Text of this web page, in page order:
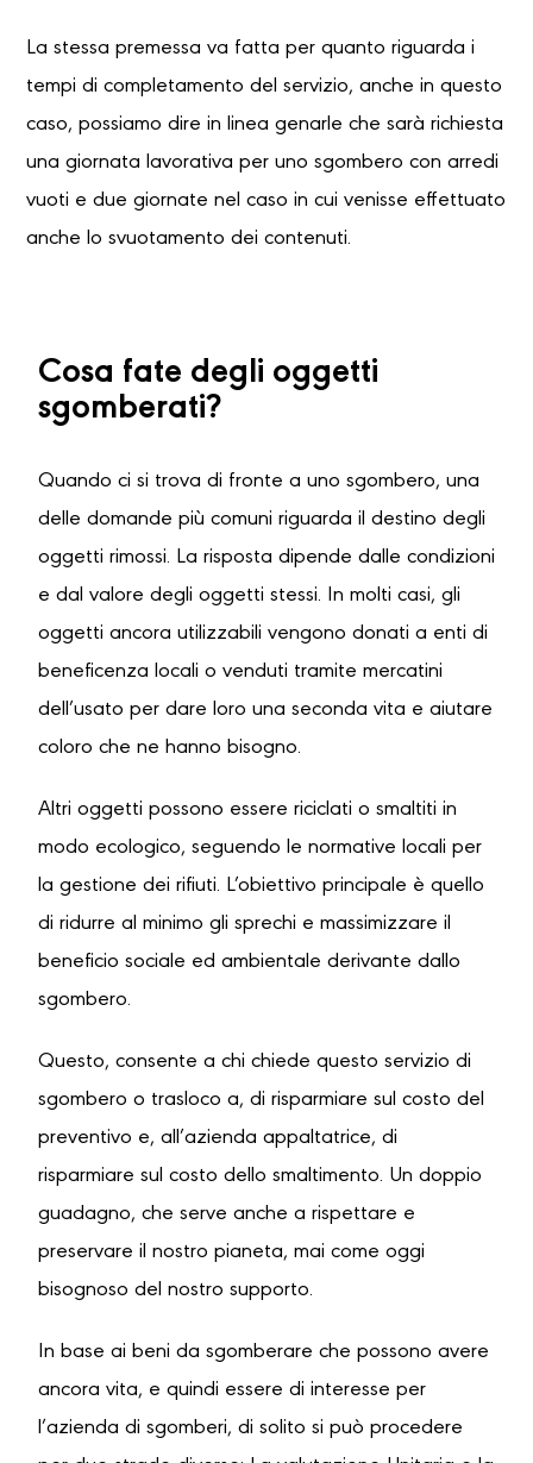
La stessa premessa va fatta per quanto riguarda i
tempi di completamento del servizio, anche in questo
caso, possiamo dire in linea genarle che sarà richiesta
una giornata lavorativa per uno sgombero con arredi
vuoti e due giornate nel caso in cui venisse effettuato
anche lo svuotamento dei contenuti.
Cosa fate degli oggetti
sgomberati?
Quando ci si trova di fronte a uno sgombero, una
delle domande più comuni riguarda il destino degli
oggetti rimossi. La risposta dipende dalle condizioni
e dal valore degli oggetti stessi. In molti casi, gli
oggetti ancora utilizzabili vengono donati a enti di
beneficenza locali o venduti tramite mercatini
dell’usato per dare loro una seconda vita e aiutare
coloro che ne hanno bisogno.
Altri oggetti possono essere riciclati o smaltiti in
modo ecologico, seguendo le normative locali per
la gestione dei rifiuti. L’obiettivo principale è quello
di ridurre al minimo gli sprechi e massimizzare il
beneficio sociale ed ambientale derivante dallo
sgombero.
Questo, consente a chi chiede questo servizio di
sgombero o trasloco a, di risparmiare sul costo del
preventivo e, all’azienda appaltatrice, di
risparmiare sul costo dello smaltimento. Un doppio
guadagno, che serve anche a rispettare e
preservare il nostro pianeta, mai come oggi
bisognoso del nostro supporto.
In base ai beni da sgomberare che possono avere
ancora vita, e quindi essere di interesse per
l’azienda di sgomberi, di solito si può procedere